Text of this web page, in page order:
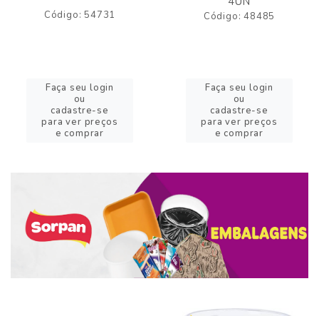
Código: 54731
Faça seu login
ou
cadastre-se
para ver preços
e comprar
Código: 48485
Faça seu login
ou
cadastre-se
para ver preços
e comprar